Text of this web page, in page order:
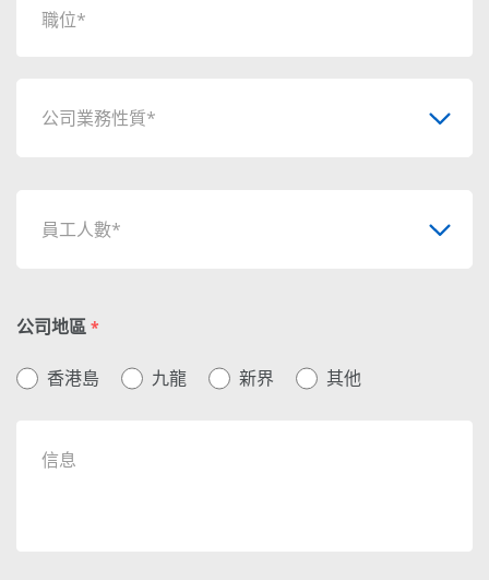
公司業務性質*
員工人數*
公司地區 *
香港島 九龍 新界 其他